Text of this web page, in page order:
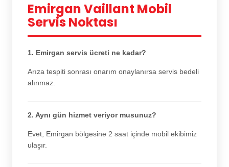
Emirgan Vaillant Mobil
Servis Noktası
1. Emirgan servis ücreti ne kadar?
Arıza tespiti sonrası onarım onaylanırsa servis bedeli
alınmaz.
2. Aynı gün hizmet veriyor musunuz?
Evet, Emirgan bölgesine 2 saat içinde mobil ekibimiz
ulaşır.